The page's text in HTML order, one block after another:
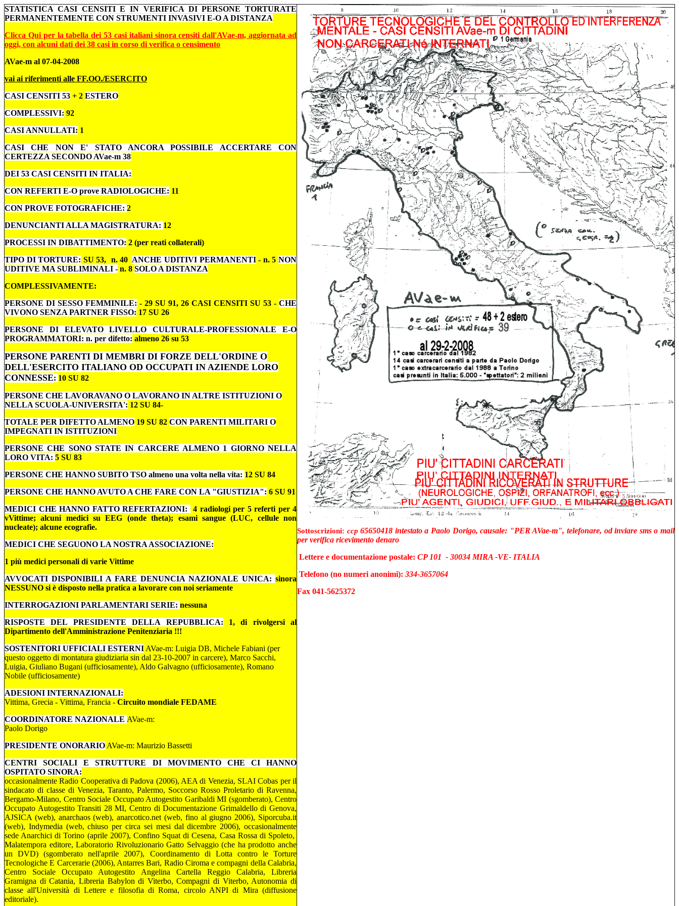
STATISTICA CASI CENSITI E IN VERIFICA DI PERSONE TORTURATE
PERMANENTEMENTE CON STRUMENTI INVASIVI E-O A DISTANZA
Clicca Qui per la tabella dei 53 casi italiani sinora censiti dall'AVae-m, aggiornata ad
oggi, con alcuni dati dei 38 casi in corso di verifica o censimento
AVae-m al 07-04-2008
vai ai riferimenti alle FF.OO./ESERCITO
CASI CENSITI 53 + 2 ESTERO
COMPLESSIVI: 92
CASI ANNULLATI: 1
CASI CHE NON E' STATO ANCORA POSSIBILE ACCERTARE CON
CERTEZZA SECONDO AVae-m 38
DEI 53 CASI CENSITI IN ITALIA:
CON REFERTI E-O prove RADIOLOGICHE: 11
CON PROVE FOTOGRAFICHE: 2
DENUNCIANTI ALLA MAGISTRATURA: 12
PROCESSI IN DIBATTIMENTO: 2 (per reati collaterali)
TIPO DI TORTURE: SU 53, n. 40 ANCHE UDITIVI PERMANENTI- n. 5NON
UDITIVE MA SUBLIMINALI - n. 8 SOLO A DISTANZA
COMPLESSIVAMENTE:
PERSONE DI SESSO FEMMINILE: - 29 SU 91, 26 CASI CENSITI SU 53 - CHE
VIVONO SENZA PARTNER FISSO: 17 SU 26
PERSONE DI ELEVATO LIVELLO CULTURALE-PROFESSIONALE E-O
PROGRAMMATORI: n. per difetto: almeno 26 su 53
PERSONE PARENTI DI MEMBRI DI FORZE DELL'ORDINE O
DELL'ESERCITO ITALIANO OD OCCUPATI IN AZIENDE LORO
CONNESSE: 10 SU 82
PERSONE CHE LAVORAVANO O LAVORANO IN ALTRE ISTITUZIONI O
NELLA SCUOLA-UNIVERSITA': 12 SU 84-
TOTALE PER DIFETTO ALMENO 19 SU 82 CON PARENTI MILITARI O
IMPEGNATI IN ISTITUZIONI
PERSONE CHE SONO STATE IN CARCERE ALMENO 1 GIORNO NELLA
LORO VITA: 5 SU 83
PERSONE CHE HANNO SUBITO TSO almeno una volta nella vita: 12 SU 84
PERSONE CHE HANNO AVUTO A CHE FARE CON LA "GIUSTIZIA": 6 SU 91
MEDICI CHE HANNO FATTO REFERTAZIONI:
4 radiologi per 5 referti per 4
vVittime; alcuni medici su EEG (onde theta); esami sangue (LUC, cellule non
nucleate); alcune ecografie.
MEDICI CHE SEGUONO LA NOSTRA ASSOCIAZIONE:
1 più medici personali di varie Vittime
AVVOCATI DISPONIBILI A FARE DENUNCIA NAZIONALE UNICA: sinora
NESSUNO si è disposto nella pratica a lavorare con noi seriamente
INTERROGAZIONI PARLAMENTARI SERIE: nessuna
RISPOSTE DEL PRESIDENTE DELLA REPUBBLICA: 1, di rivolgersi al
Dipartimento dell'Amministrazione Penitenziaria !!!
SOSTENITORI UFFICIALI ESTERNI AVae-m: Luigia DB, Michele Fabiani (per
questo oggetto di montatura giudiziaria sin dal 23-10-2007 in carcere), Marco Sacchi,
Luigia, Giuliano Bugani (ufficiosamente), Aldo Galvagno (ufficiosamente), Romano
Nobile (ufficiosamente)
ADESIONI INTERNAZIONALI:
Vittima, Grecia - Vittima, Francia - Circuito mondiale FEDAME
COORDINATORE NAZIONALE AVae-m:
Paolo Dorigo
PRESIDENTE ONORARIO AVae-m: Maurizio Bassetti
CENTRI SOCIALI E STRUTTURE DI MOVIMENTO CHE CI HANNO
OSPITATO SINORA:
occasionalmente Radio Cooperativa di Padova (2006), AEA di Venezia, SLAI Cobas per il
sindacato di classe di Venezia, Taranto, Palermo, Soccorso Rosso Proletario di Ravenna,
Bergamo-Milano, Centro Sociale Occupato Autogestito Garibaldi MI (sgomberato), Centro
Occupato Autogestito Transiti 28 MI, Centro di Documentazione Grimaldello di Genova,
AJSICA (web), anarchaos (web), anarcotico.net (web, fino al giugno 2006), Siporcuba.it
(web), Indymedia (web, chiuso per circa sei mesi dal dicembre 2006), occasionalmente
sede Anarchici di Torino (aprile 2007), Confino Squat di Cesena, Casa Rossa di Spoleto,
Malatempora editore, Laboratorio Rivoluzionario Gatto Selvaggio (che ha prodotto anche
un DVD) (sgomberato nell'aprile 2007), Coordinamento di Lotta contro le Torture
Tecnologiche E Carcerarie (2006), Antarres Bari, Radio Ciroma e compagni della Calabria,
Centro Sociale Occupato Autogestito Angelina Cartella Reggio Calabria, Libreria
Gramigna di Catania, Libreria Babylon di Viterbo, Compagni di Viterbo, Autonomia di
classe all'Università di Lettere e filosofia di Roma, circolo ANPI di Mira (diffusione
editoriale).
Sottoscrizioni: ccp65650418 intestato a Paolo Dorigo, causale: "PER AVae-m", telefonare, od inviare sms o mail
per verifica ricevimento denaro
Lettere e documentazione postale: CP 101 - 30034 MIRA -VE- ITALIA
Telefono (no numeri anonimi): 334-3657064
Fax 041-5625372